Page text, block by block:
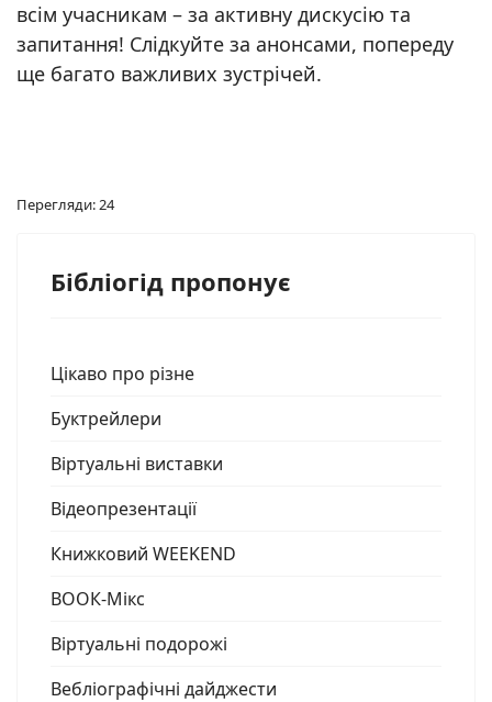
всім учасникам – за активну дискусію та
запитання! Слідкуйте за анонсами, попереду
ще багато важливих зустрічей.
Перегляди: 24
Бібліогід пропонує
Цікаво про різне
Буктрейлери
Віртуальні виставки
Відеопрезентації
Книжковий WEEKEND
ВООК-Мікс
Віртуальні подорожі
Вебліографічні дайджести